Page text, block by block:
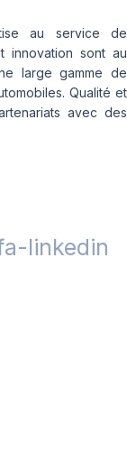
au service de
innovation sont au
large gamme de
Qualité et
avec des
linkedin